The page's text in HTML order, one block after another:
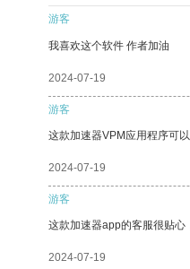
游客
我喜欢这个软件 作者加油
2024-07-19
游客
这款加速器VPM应用程序可
2024-07-19
游客
这款加速器app的客服很贴心
2024-07-19